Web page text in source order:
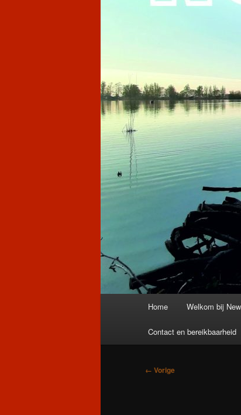
Home Welkom bij
Contact en bereikbaarheid
Afbeeldingsnavigatie
← Vorige